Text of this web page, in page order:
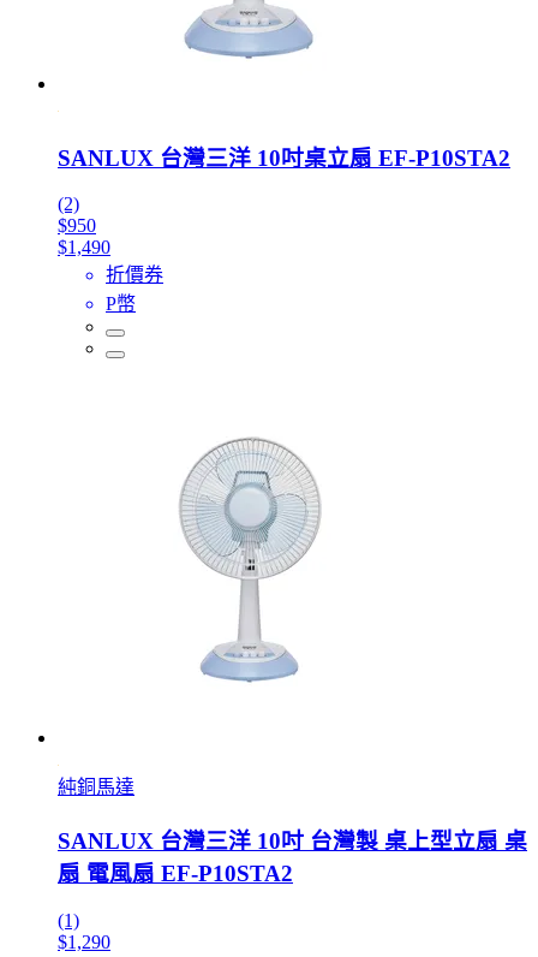
SANLUX 台灣三洋 10吋桌立扇 EF-P10STA2
(2)
$950
$1,490
折價券
P幣
純銅馬達
SANLUX 台灣三洋 10吋 台灣製 桌上型立扇 桌
扇 電風扇 EF-P10STA2
(1)
$1,290